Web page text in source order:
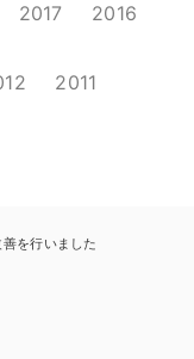
2017 2016
2011
を行いました